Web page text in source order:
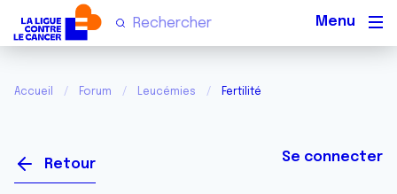
Accueil Forum Leucémies Fertilité
Retour Se connecter